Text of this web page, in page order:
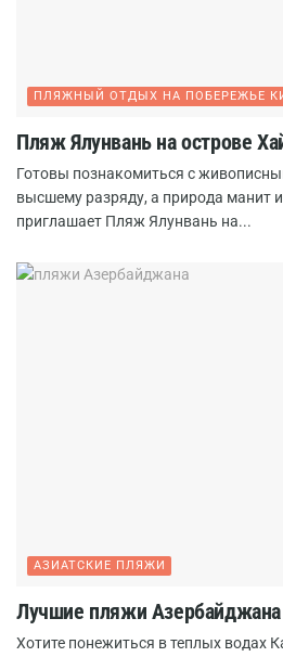
ПЛЯЖНЫЙ ОТДЫХ НА ПОБЕРЕЖЬЕ
Пляж Ялунвань на острове
Готовы познакомиться с
высшему разряду, а природа манит
приглашает Пляж Ялунвань на...
АЗИАТСКИЕ ПЛЯЖИ
Лучшие пляжи Азербайджана
Хотите понежиться в теплых водах